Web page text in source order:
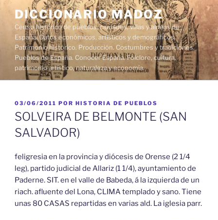
contenido
DICCIONARIO MADOZ
Censo histórico de pueblos, ciudades, villas y aldeas de
España. Datos económicos, artísticos y demográficos.
Patrimonio histórico. Producción. Costumbres y tradiciones.
Pueblos de España. Conocer España. Folclore, cultura,
patrimonio artístico, naturaleza y economía.
PUBLICADO
EL
03/06/2011 POR HISTORIA DE PUEBLOS
SOLVEIRA DE BELMONTE (SAN
SALVADOR)
feligresia en la provincia y diócesis de Orense (2 1/4
leg), partido judicial de Allariz (1 1/4), ayuntamiento de
Paderne. SIT. en el valle de Babeda, á la izquierda de un
riach. afluente del Lona, CLIMA templado y sano. Tiene
unas 80 CASAS repartidas en varias ald. La iglesia parr.